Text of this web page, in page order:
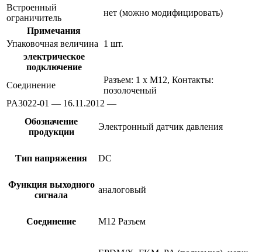
Встроенный
ограничитель
нет (можно модифицировать)
Примечания
Упаковочная величина
1 шт.
электрическое
подключение
Соединение
Разъем: 1 x M12, Контакты:
позолоченый
PA3022-01 — 16.11.2012 —
Обозначение
продукции
Электронный датчик давления
Тип напряжения DC
Функция выходного
сигнала
аналоговый
Соединение M12 Разъем